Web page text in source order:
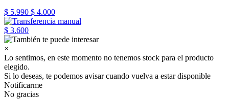
$ 5.990 $ 4.000
$ 3.600
×
Lo sentimos, en este momento no tenemos stock para el producto
elegido.
Si lo deseas, te podemos avisar cuando vuelva a estar disponible
Notificarme
No gracias